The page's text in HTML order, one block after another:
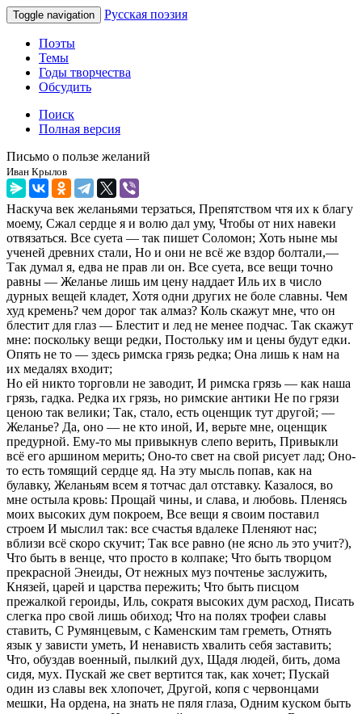
Toggle navigation Русская поэзия
Поэты
Темы
Годы творчества
Обсудить
Поиск
Полная версия
Письмо о пользе желаний
Иван Крылов
Наскуча век желаньями терзаться, Препятством чтя их к благу
моему, Сжал сердце я и волю дал уму, Чтобы от них навеки
отвязаться. Все суета — так пишет Соломон; Хоть ныне мы
ученей древних стали, Но и они не всё же вздор болтали,—
Так думал я, едва не прав ли он. Все суета, все вещи точно
равны — Желанье лишь им цену наддает Иль их в число
дурных вещей кладет, Хотя одни других не боле славны. Чем
худ кремень? чем дорог так алмаз? Коль скажут мне, что он
блестит для глаз — Блестит и лед не менее подчас. Так скажут
мне: поскольку вещи редки, Постольку им и цены будут едки.
Опять не то — здесь римска грязь редка; Она лишь к нам на
их медалях входит;
Но ей никто торговли не заводит, И римска грязь — как наша
грязь, гадка. Редка их грязь, но римские антики Не по грязи
ценою так велики; Так, стало, есть оценщик тут другой; —
Желанье? Да, оно — не кто иной, И, верьте мне, оценщик
предурной. Ему-то мы привыкнув слепо верить, Привыкли
всё его аршином мерить; Оно-то свет на свой рисует лад; Оно-
то есть томящий сердце яд. На эту мысль попав, как на
булавку, Желаньям всем я тотчас дал отставку. Казалося, во
мне остыла кровь: Прощай чины, и слава, и любовь. Пленясь
моих высоких дум покроем, Все вещи я своим поставил
строем И мыслил так: все счастья вдалеке Пленяют нас;
вблизи всё скоро скучит; Так все равно (не ясно ль это учит?),
Что быть в венце, что просто в колпаке; Что быть творцом
прекрасной Энеиды, От нежных муз почтенье заслужить,
Князей, царей и царства пережить; Что быть писцом
прежалкой героиды, Иль, сократя высоких дум расход, Писать
слегка про свой лишь обиход; Что на полях трофеи славы
ставить, С Румянцевым, с Каменским там греметь, Отнять
язык у зависти уметь, И ненависть хвалить себя заставить;
Что, обуздав военный, пылкий дух, Щадя людей, бить, дома
сидя, мух. Пускай же свет вертится так, как хочет; Пускай
один из славы век хлопочет, Другой, копя с червонцами
мешки, На ордена, на знать не пяля глаза, Одним куском быть